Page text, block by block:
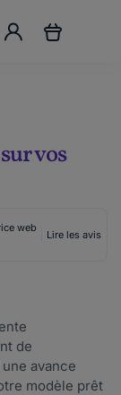
vos
web
Lire les avis
de
avance
modèle prêt